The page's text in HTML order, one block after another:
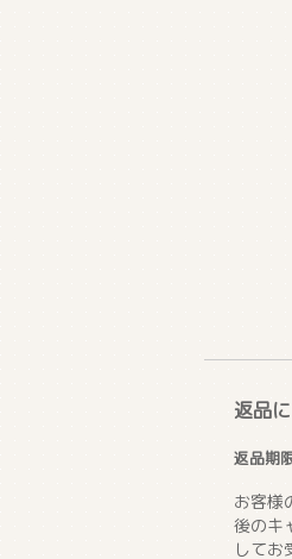
返品
返品期
お客様
後のキ
してお